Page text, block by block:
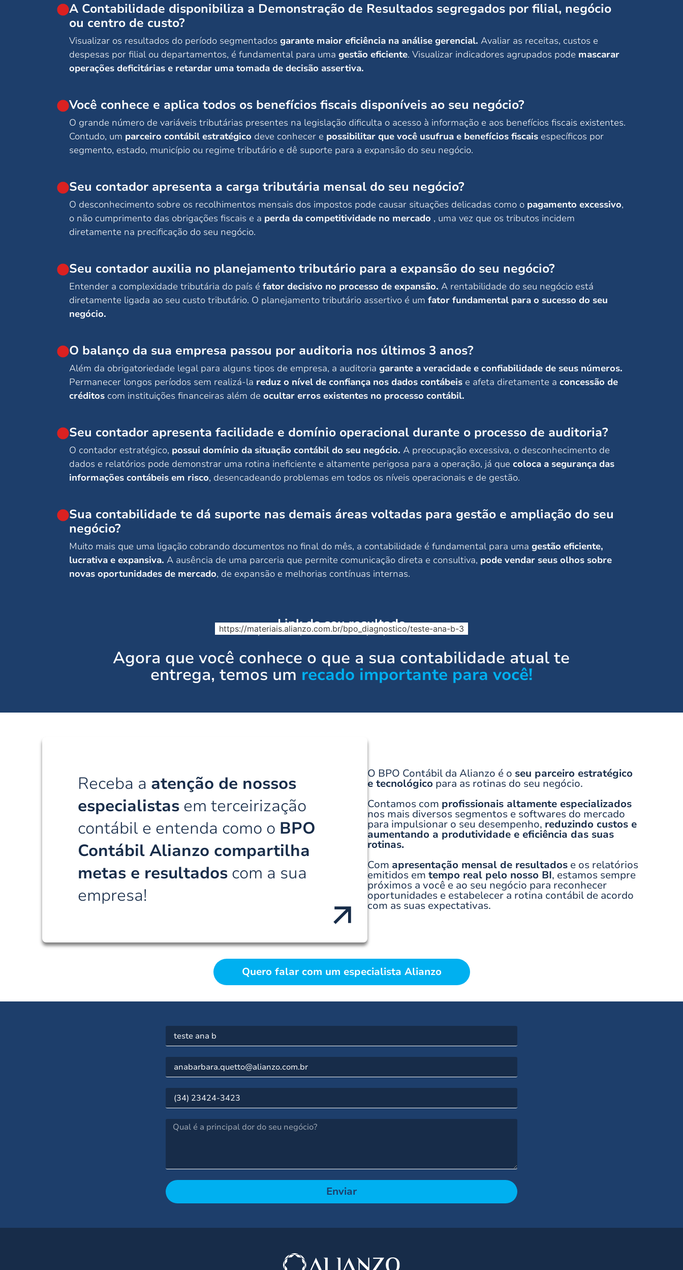
A Contabilidade disponibiliza a Demonstração de Resultados segregados por filial, negócio
ou centro de custo?
Visualizar os resultados do período segmentados garante maior eficiência na análise gerencial. Avaliar as receitas, custos e
despesas por filial ou departamentos, é fundamental para uma gestão eficiente. Visualizar indicadores agrupados pode mascarar
operações deficitárias e retardar uma tomada de decisão assertiva.
Você conhece e aplica todos os benefícios fiscais disponíveis ao seu negócio?
O grande número de variáveis tributárias presentes na legislação dificulta o acesso à informação e aos benefícios fiscais existentes.
Contudo, um parceiro contábil estratégico deve conhecer e possibilitar que você usufrua e benefícios fiscais específicos por
segmento, estado, município ou regime tributário e dê suporte para a expansão do seu negócio.
Seu contador apresenta a carga tributária mensal do seu negócio?
O desconhecimento sobre os recolhimentos mensais dos impostos pode causar situações delicadas como o pagamento excessivo,
o não cumprimento das obrigações fiscais e a perda da competitividade no mercado , uma vez que os tributos incidem
diretamente na precificação do seu negócio.
Seu contador auxilia no planejamento tributário para a expansão do seu negócio?
Entender a complexidade tributária do país é fator decisivo no processo de expansão. A rentabilidade do seu negócio está
diretamente ligada ao seu custo tributário. O planejamento tributário assertivo é um fator fundamental para o sucesso do seu
negócio.
O balanço da sua empresa passou por auditoria nos últimos 3 anos?
Além da obrigatoriedade legal para alguns tipos de empresa, a auditoria garante a veracidade e confiabilidade de seus números.
Permanecer longos períodos sem realizá-la reduz o nível de confiança nos dados contábeis e afeta diretamente a concessão de
créditos com instituições financeiras além de ocultar erros existentes no processo contábil.
Seu contador apresenta facilidade e domínio operacional durante o processo de auditoria?
O contador estratégico, possui domínio da situação contábil do seu negócio. A preocupação excessiva, o desconhecimento de
dados e relatórios pode demonstrar uma rotina ineficiente e altamente perigosa para a operação, já que coloca a segurança das
informações contábeis em risco, desencadeando problemas em todos os níveis operacionais e de gestão.
Sua contabilidade te dá suporte nas demais áreas voltadas para gestão e ampliação do seu
negócio?
Muito mais que uma ligação cobrando documentos no final do mês, a contabilidade é fundamental para uma gestão eficiente,
lucrativa e expansiva. A ausência de uma parceria que permite comunicação direta e consultiva, pode vendar seus olhos sobre
novas oportunidades de mercado, de expansão e melhorias contínuas internas.
Link do seu resultado
https://materiais.alianzo.com.br/bpo_diagnostico/teste-ana-b-3
Copie e salve para visualizar a qualquer momento
Agora que você conhece o que a sua contabilidade atual te
entrega, temos um recado importante para você!
Receba a atenção de nossos
especialistas em terceirização
contábil e entenda como o BPO
Contábil Alianzo compartilha
metas e resultados com a sua
empresa!
O BPO Contábil da Alianzo é o seu parceiro estratégico
e tecnológico para as rotinas do seu negócio.
Contamos com profissionais altamente especializados
nos mais diversos segmentos e softwares do mercado
para impulsionar o seu desempenho, reduzindo custos e
aumentando a produtividade e eficiência das suas
rotinas.
Com apresentação mensal de resultados e os relatórios
emitidos emtempo real pelo nosso BI, estamos sempre
próximos a você e ao seu negócio para reconhecer
oportunidades e estabelecer a rotina contábil de acordo
com as suas expectativas.
Quero falar com um especialista Alianzo
Enviar